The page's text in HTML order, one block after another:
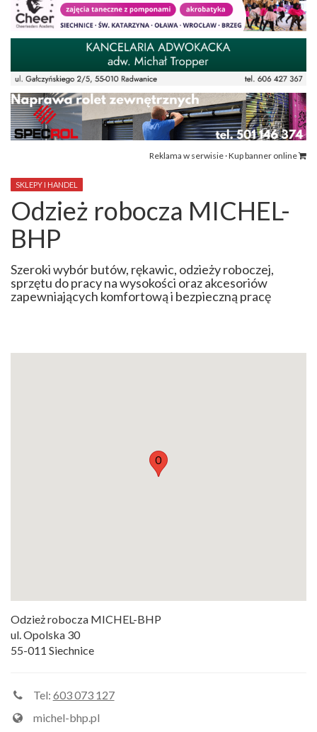
Reklama w serwisie · Kup banner online
SKLEPY I HANDEL
Odzież robocza MICHEL-
BHP
Szeroki wybór butów, rękawic, odzieży roboczej,
sprzętu do pracy na wysokości oraz akcesoriów
zapewniających komfortową i bezpieczną pracę
O
Odzież robocza MICHEL-BHP
ul. Opolska 30
55-011 Siechnice
Tel: 603 073 127
michel-bhp.pl